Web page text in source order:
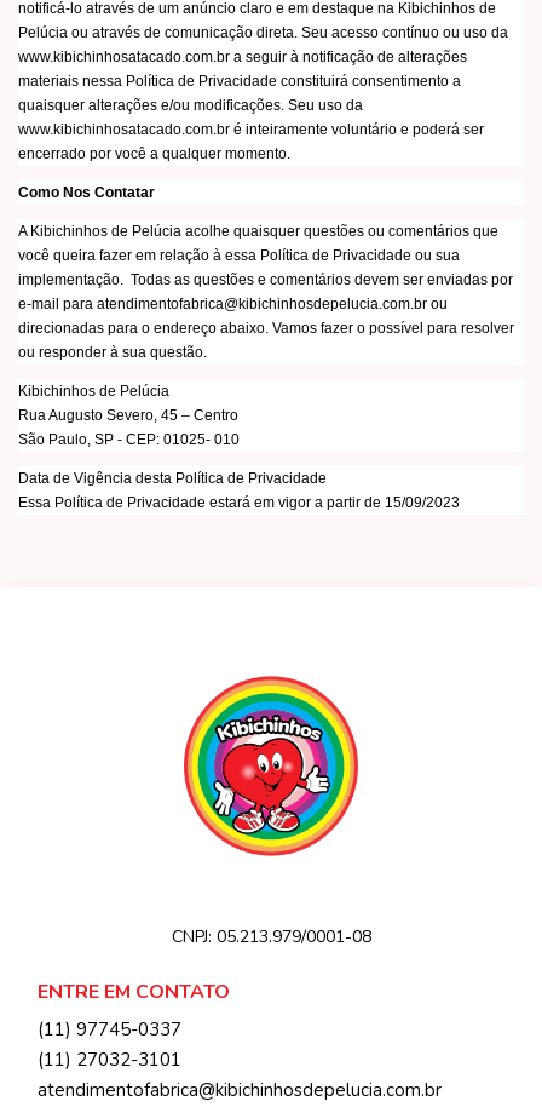
notificá-lo através de um anúncio claro e em destaque na Kibichinhos de
Pelúcia ou através de comunicação direta. Seu acesso contínuo ou uso da
www.kibichinhosatacado.com.br a seguir à notificação de alterações
materiais nessa Política de Privacidade constituirá consentimento a
quaisquer alterações e/ou modificações. Seu uso da
www.kibichinhosatacado.com.br é inteiramente voluntário e poderá ser
encerrado por você a qualquer momento.
Como Nos Contatar
A Kibichinhos de Pelúcia acolhe quaisquer questões ou comentários que
você queira fazer em relação à essa Política de Privacidade ou sua
implementação. Todas as questões e comentários devem ser enviadas por
e-mail para atendimentofabrica@kibichinhosdepelucia.com.br ou
direcionadas para o endereço abaixo. Vamos fazer o possível para resolver
ou responder à sua questão.
Kibichinhos de Pelúcia
Rua Augusto Severo, 45 – Centro
São Paulo, SP - CEP: 01025- 010
Data de Vigência desta Política de Privacidade
Essa Política de Privacidade estará em vigor a partir de 15/09/2023
CNPJ: 05.213.979/0001-08
ENTRE EM CONTATO
(11) 97745-0337
(11) 27032-3101
atendimentofabrica@kibichinhosdepelucia.com.br